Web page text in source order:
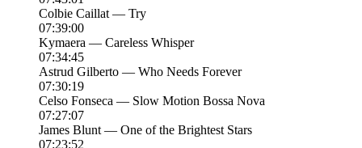
Colbie Caillat — Try
07:39:00
Kymaera — Careless Whisper
07:34:45
Astrud Gilberto — Who Needs Forever
07:30:19
Celso Fonseca — Slow Motion Bossa Nova
07:27:07
James Blunt — One of the Brightest Stars
07:23:52